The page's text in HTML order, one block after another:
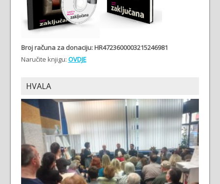
Broj računa za donaciju: HR4723600003215246981
Naručite knjigu: OVDJE
HVALA